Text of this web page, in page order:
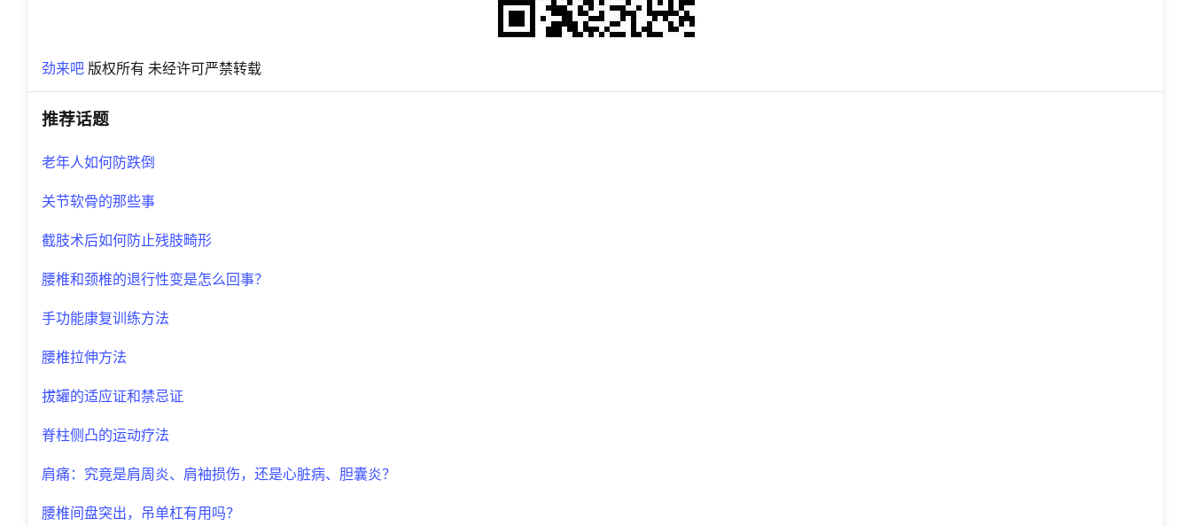
劲来吧 版权所有 未经许可严禁转载
推荐话题
老年人如何防跌倒
关节软骨的那些事
截肢术后如何防止残肢畸形
腰椎和颈椎的退行性变是怎么回事？
手功能康复训练方法
腰椎拉伸方法
拔罐的适应证和禁忌证
脊柱侧凸的运动疗法
肩痛：究竟是肩周炎、肩袖损伤，还是心脏病、胆囊炎？
腰椎间盘突出，吊单杠有用吗？